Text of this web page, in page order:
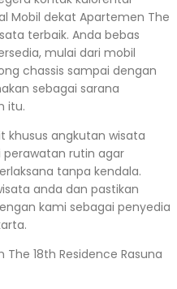
Mobil dekat Apartemen The
terbaik. Anda bebas
mulai dari mobil
chassis sampai dengan
sebagai sarana
itu.
khusus angkutan wisata
perawatan rutin agar
tanpa kendala.
anda dan pastikan
kami sebagai penyedia